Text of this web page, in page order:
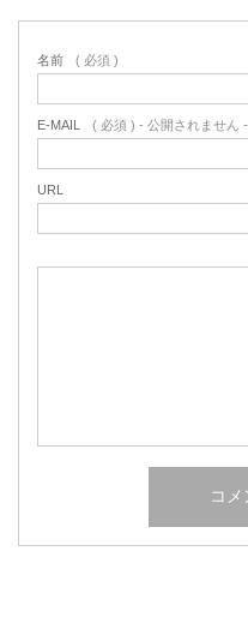
名前 ( 必須 )
E-MAIL ( 必須 ) - 公開されません -
URL